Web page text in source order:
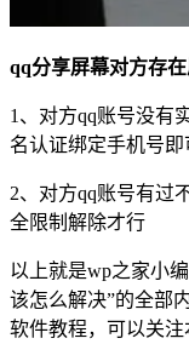
qq分享屏幕对方存
1 、对方qq账号没有
名认证绑定手机号即
2、对方qq账号有过
全限制解除才行
以上就是wp之家小
该怎么解决”的全部
软件教程，可以关